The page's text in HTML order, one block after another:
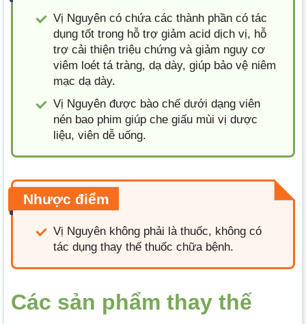
Vị Nguyên có chứa các thành phần có tác
dụng tốt trong hỗ trợ giảm acid dịch vị, hỗ
trợ cải thiện triệu chứng và giảm nguy cơ
viêm loét tá tràng, dạ dày, giúp bảo vệ niêm
mạc dạ dày.
Vị Nguyên được bào chế dưới dạng viên
nén bao phim giúp che giấu mùi vị dược
liệu, viên dễ uống.
Nhược điểm
Vị Nguyên không phải là thuốc, không có
tác dụng thay thế thuốc chữa bệnh.
Các sản phẩm thay thế